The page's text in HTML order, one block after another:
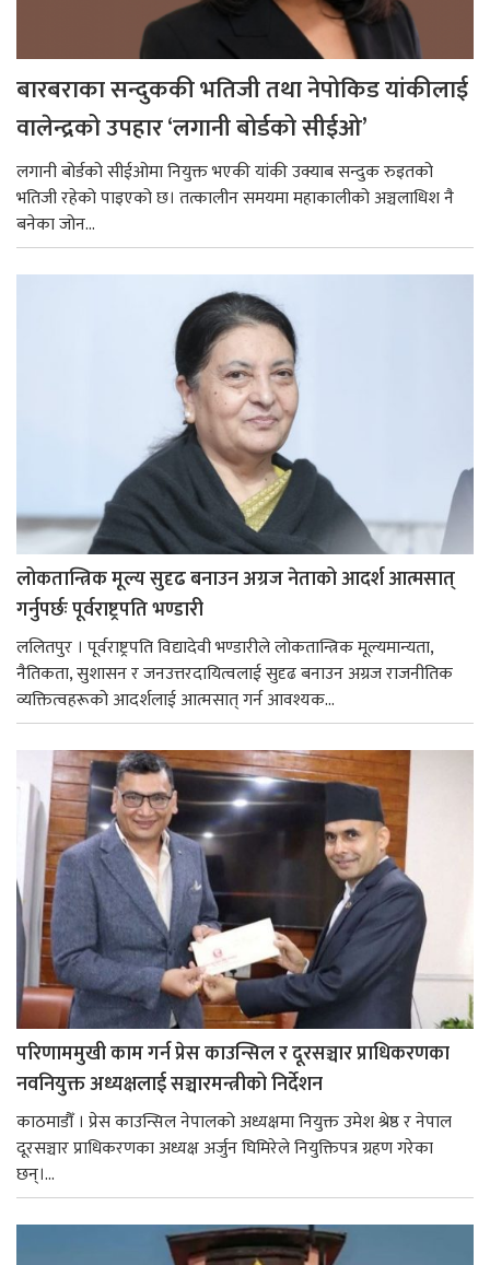
बारबराका सन्दुककी भतिजी तथा नेपोकिड यांकीलाई
वालेन्द्रको उपहार ‘लगानी बोर्डको सीईओ’
लगानी बोर्डको सीईओमा नियुक्त भएकी यांकी उक्याब सन्दुक रुइतको
भतिजी रहेको पाइएको छ। तत्कालीन समयमा महाकालीको अञ्चलाधिश नै
बनेका जोन...
लोकतान्त्रिक मूल्य सुदृढ बनाउन अग्रज नेताको आदर्श आत्मसात्
गर्नुपर्छः पूर्वराष्ट्रपति भण्डारी
ललितपुर । पूर्वराष्ट्रपति विद्यादेवी भण्डारीले लोकतान्त्रिक मूल्यमान्यता,
नैतिकता, सुशासन र जनउत्तरदायित्वलाई सुदृढ बनाउन अग्रज राजनीतिक
व्यक्तित्वहरूको आदर्शलाई आत्मसात् गर्न आवश्यक...
परिणाममुखी काम गर्न प्रेस काउन्सिल र दूरसञ्चार प्राधिकरणका
नवनियुक्त अध्यक्षलाई सञ्चारमन्त्रीको निर्देशन
काठमाडौँ । प्रेस काउन्सिल नेपालको अध्यक्षमा नियुक्त उमेश श्रेष्ठ र नेपाल
दूरसञ्चार प्राधिकरणका अध्यक्ष अर्जुन घिमिरेले नियुक्तिपत्र ग्रहण गरेका
छन्।...